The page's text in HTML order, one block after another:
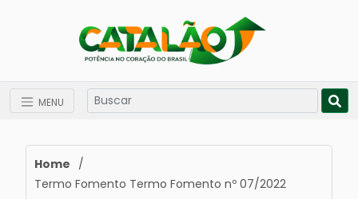
MENU
Home /
Termo Fomento Termo Fomento nº 07/2022